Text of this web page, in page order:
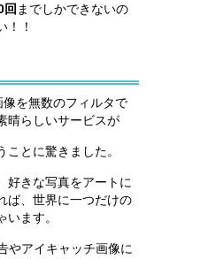
回 までしかできないの
！！
を無数のフィルタで
晴らしいサービスが
ことに驚きました。
好きな写真をアートに
ば、世界に一つだけの
ます。
やアイキャッチ画像に